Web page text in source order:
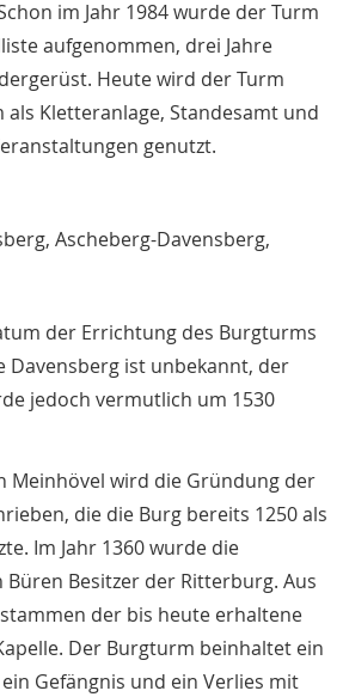
im Jahr 1984 wurde der Turm
aufgenommen, drei Jahre
Heute wird der Turm
Kletteranlage, Standesamt und
genutzt.
Ascheberg-Davensberg,
der Errichtung des Burgturms
Davensberg ist unbekannt, der
jedoch vermutlich um 1530
Meinhövel wird die Gründung der
die die Burg bereits 1250 als
Im Jahr 1360 wurde die
Büren Besitzer der Ritterburg. Aus
der bis heute erhaltene
Der Burgturm beinhaltet ein
Gefängnis und ein Verlies mit